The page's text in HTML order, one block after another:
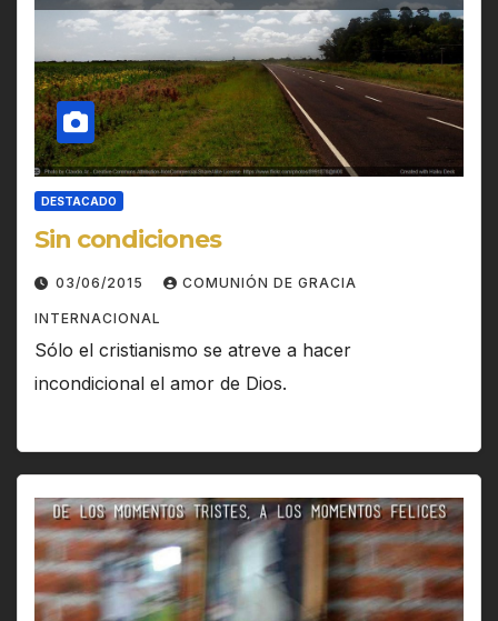
DESTACADO
Sin condiciones
03/06/2015 COMUNIÓN DE GRACIA
INTERNACIONAL
Sólo el cristianismo se atreve a hacer
incondicional el amor de Dios.